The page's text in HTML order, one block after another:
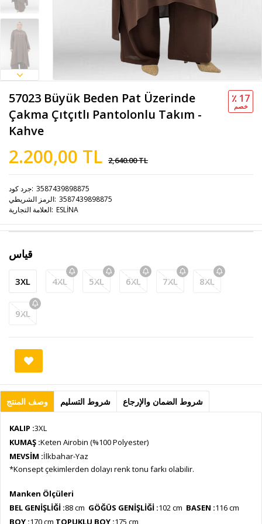
57023 Büyük Beden Pat Üzerinde
Çakma Çıtçıtlı Pantolonlu Takım -
Kahve
2.200,00 TL 2,640.00 TL
٪ 17
خصم
جرد كود 3587439898875
الرمز الشريطي 3587439898875
العلامة التجارية ESLİNA
قياس
3XL 4XL 5XL 6XL 7XL 8XL
9XL
وصف المنتج شروط التسليم شروط الضمان والإرجاع
KALIP :3XL
KUMAŞ :Keten Airobin (%100 Polyester)
MEVSİM :İlkbahar-Yaz
*Konsept çekimlerden dolayı renk tonu farkı olabilir.
Manken Ölçüleri
BEL GENİŞLİĞİ :88 cm GÖĞÜS GENİŞLİĞİ :102 cm BASEN :116 cm
BOY :170 cm TOPUKLU BOY :175 cm